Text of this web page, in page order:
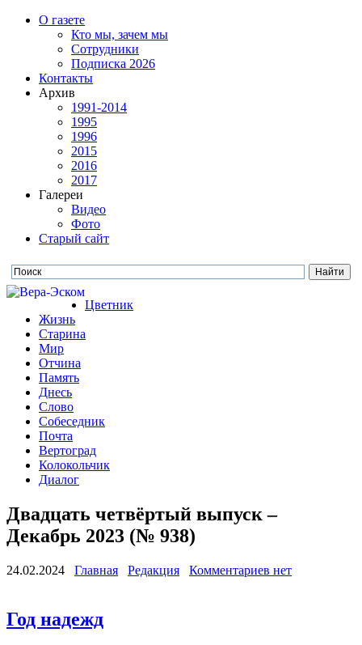
О газете
Кто мы, зачем мы
Сотрудники
Подписка 2026
Контакты
Архив
1991-2014
1995
1996
2015
2016
2017
Галереи
Видео
Фото
Старый сайт
Цветник
Жизнь
Старина
Мир
Отчина
Память
Днесь
Слово
Собеседник
Почта
Вертоград
Колокольчик
Диалог
Двадцать четвёртый выпуск –
Декабрь 2023 (№ 938)
24.02.2024 Главная Редакция Комментариев нет
Год надежд